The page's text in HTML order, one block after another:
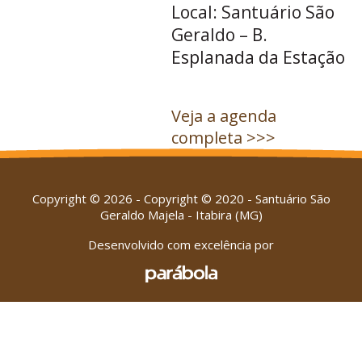
Local: Santuário São
Geraldo – B.
Esplanada da Estação
Veja a agenda
completa >>>
Copyright © 2026 - Copyright © 2020 - Santuário São
Geraldo Majela - Itabira (MG)
Desenvolvido com excelência por